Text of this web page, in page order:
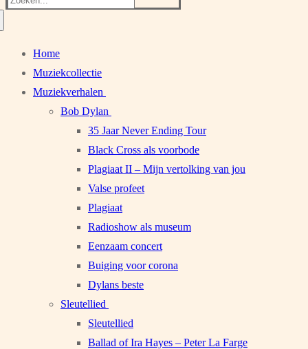
Home
Muziekcollectie
Muziekverhalen
Bob Dylan
35 Jaar Never Ending Tour
Black Cross als voorbode
Plagiaat II – Mijn vertolking van jou
Valse profeet
Plagiaat
Radioshow als museum
Eenzaam concert
Buiging voor corona
Dylans beste
Sleutellied
Sleutellied
Ballad of Ira Hayes – Peter La Farge